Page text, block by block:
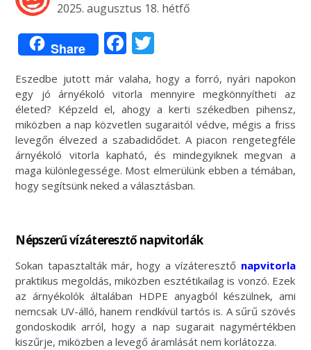
2025. augusztus 18. hétfő
Share Facebook
Eszedbe jutott már valaha, hogy a forró, nyári napokon
egy jó árnyékoló vitorla mennyire megkönnyítheti az
életed? Képzeld el, ahogy a kerti székedben pihensz,
miközben a nap közvetlen sugaraitól védve, mégis a friss
levegőn élvezed a szabadidődet. A piacon rengetegféle
árnyékoló vitorla kapható, és mindegyiknek megvan a
maga különlegessége. Most elmerülünk ebben a témában,
hogy segítsünk neked a választásban.
Népszerű vízáteresztő napvitorlák
Sokan tapasztalták már, hogy a vízáteresztő napvitorla
praktikus megoldás, miközben esztétikailag is vonzó. Ezek
az árnyékolók általában HDPE anyagból készülnek, ami
nemcsak UV-álló, hanem rendkívül tartós is. A sűrű szövés
gondoskodik arról, hogy a nap sugarait nagymértékben
kiszűrje, miközben a levegő áramlását nem korlátozza.